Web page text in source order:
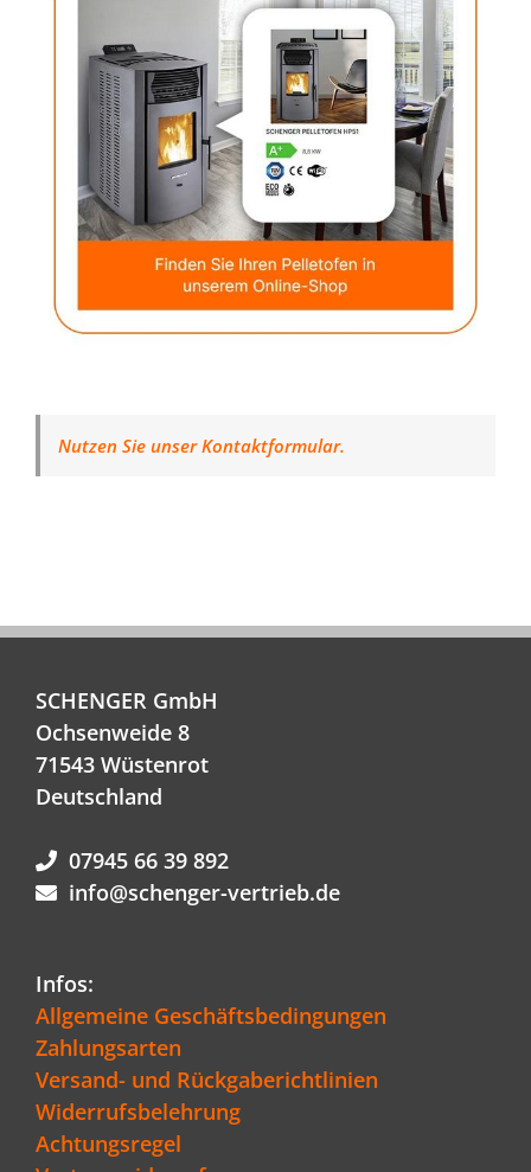
Nutzen Sie unser Kontaktformular.
SCHENGER GmbH
Ochsenweide 8
71543 Wüstenrot
Deutschland
07945 66 39 892
info@schenger-vertrieb.de
Infos:
Allgemeine Geschäftsbedingungen
Zahlungsarten
Versand- und Rückgaberichtlinien
Widerrufsbelehrung
Achtungsregel